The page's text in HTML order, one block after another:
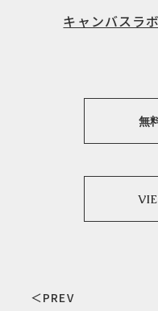
キャンバスラ
無
＜PREV